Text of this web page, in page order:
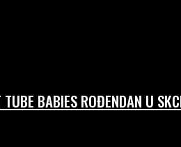
TUBE BABIES ROĐENDAN U